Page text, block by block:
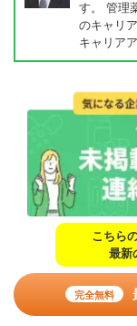
す。 管理
のキャリ
キャリア
こちら
最新
完全無料